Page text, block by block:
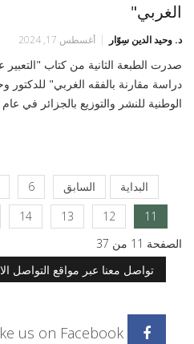
الغربي"
د. وحيد الدين سِوّار أغسطس 17, 2024
صدرت الطبعة الثانية من كتاب "التعبير
دراسة مقارنة بالفقه الغربي"
الوطنية للنشر والتوزيع بالجزائر في عام 1979م. وتسعى الدراسة…
البداية السابق 6
11
12
13
14
الصفحة 11 من 37
تواصل معنا عبر مواقع التواصل
us on Facebook